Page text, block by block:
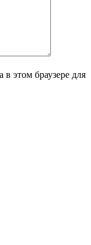
этом браузере для